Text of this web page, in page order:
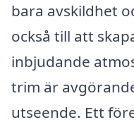
bara avskildhet
också till att
inbjudande
trim är
utseende. Ett